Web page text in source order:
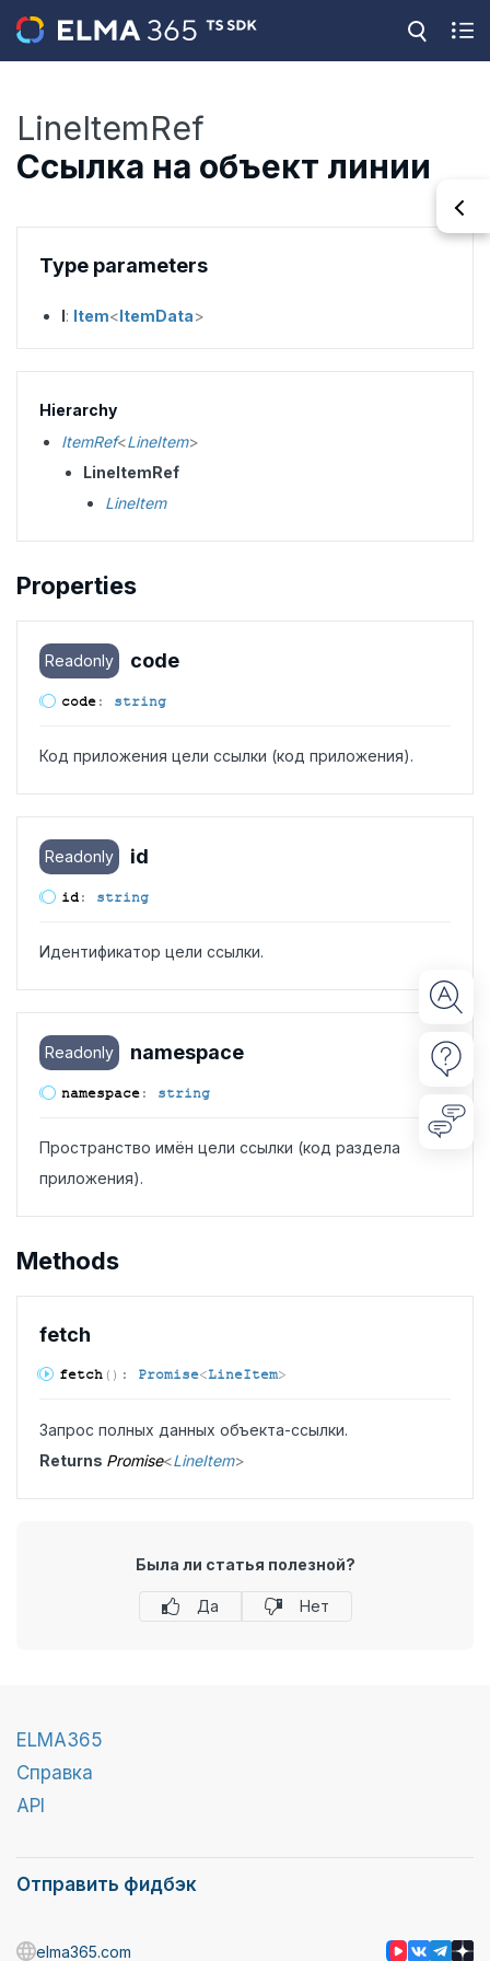
LineItemRef
Ссылка на объект линии
Type parameters
I: Item<ItemData>
Hierarchy
ItemRef<LineItem>
LineItemRef
LineItem
Properties
Readonly code
code: string
Код приложения цели ссылки (код приложения).
Readonly id
id: string
Идентификатор цели ссылки.
Readonly namespace
namespace: string
Пространство имён цели ссылки (код раздела
приложения).
Methods
fetch
fetch ( ) : Promise<LineItem>
Запрос полных данных объекта-ссылки.
Returns Promise<LineItem>
Была ли статья полезной?
Да Нет
ELMA365
Справка
API
Отправить фидбэк
elma365.com